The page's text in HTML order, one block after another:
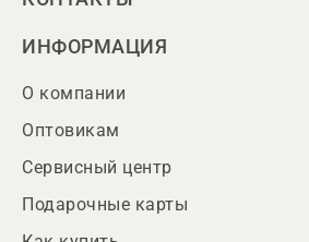
ИНФОРМАЦИЯ
О компании
Оптовикам
Сервисный центр
Подарочные карты